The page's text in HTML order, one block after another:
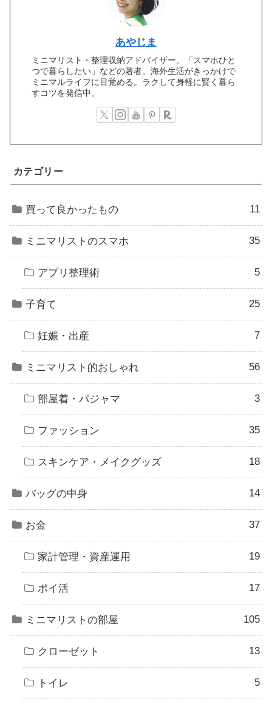
あやじま
ミニマリスト・整理収納アドバイザー。「スマホひと
つで暮らしたい」などの著者。海外生活がきっかけで
ミニマルライフに目覚める。ラクして身軽に賢く暮ら
すコツを発信中。
カテゴリー
買って良かったもの 11
ミニマリストのスマホ 35
アプリ整理術 5
子育て 25
妊娠・出産 7
ミニマリスト的おしゃれ 56
部屋着・パジャマ 3
ファッション 35
スキンケア・メイクグッズ 18
バッグの中身 14
お金 37
家計管理・資産運用 19
ポイ活 17
ミニマリストの部屋 105
クローゼット 13
トイレ 5